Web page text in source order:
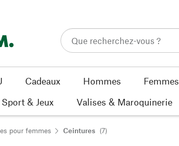
Cadeaux Hommes Femmes
Sport & Jeux
Valises & Maroquinerie
pour femmes Ceintures (7)